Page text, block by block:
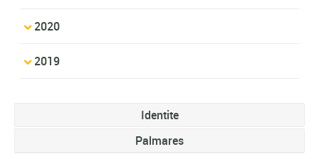
2020
2019
Identite
Palmares